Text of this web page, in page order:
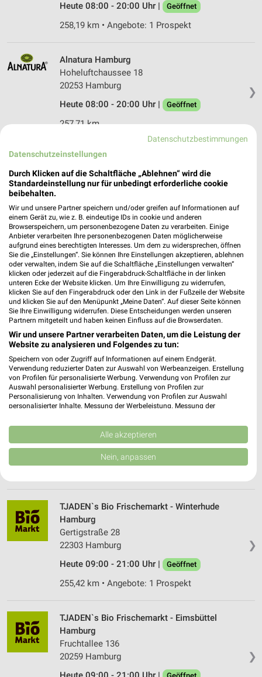
Heute 08:00 - 20:00 Uhr |
Geöffnet
258,19 km • Angebote: 1 Prospekt
❯
Alnatura Hamburg
Hoheluftchaussee 18
20253 Hamburg
Heute 08:00 - 20:00 Uhr |
Geöffnet
257,71 km
Reformhaus Engelhardt Mühlenkamp Hamburg
Mühlenkamp 15
22303 Hamburg
255,58 km • Angebote: 2 Prospekte
Reformhaus Engelhardt Eppendorfer Baum
Hamburg
Eppendorfer Baum 9
20249 Hamburg
257,18 km • Angebote: 2 Prospekte
Hamburg-Hoheluft
Hoheluftchaussee 69-75
20253 Hamburg
Heute 08:00 - 20:00 Uhr | Geöffnet
257,95 km • Angebote: 1 Prospekt
❯
Reformhaus Engelhardt Hamburger Meile
Hamburger Straße 47
22083 Hamburg
❯
TJADEN`s Bio Frischemarkt - Winterhude
Hamburg
Gertigstraße 28
22303 Hamburg
Heute 09:00 - 21:00 Uhr |
Geöffnet
255,42 km • Angebote: 1 Prospekt
❯
TJADEN`s Bio Frischemarkt - Eimsbüttel
Hamburg
Fruchtallee 136
20259 Hamburg
Datenschutzbestimmungen
Datenschutzeinstellungen
Durch Klicken auf die Schaltfläche „Ablehnen“ wird die
Standardeinstellung nur für unbedingt erforderliche cookie
beibehalten.
Wir und unsere Partner speichern und/oder greifen auf Informationen auf
einem Gerät zu, wie z. B. eindeutige IDs in cookie und anderen
Browserspeichern, um personenbezogene Daten zu verarbeiten. Einige
Anbieter verarbeiten Ihre personenbezogenen Daten möglicherweise
aufgrund eines berechtigten Interesses. Um dem zu widersprechen, öffnen
Sie die „Einstellungen“. Sie können Ihre Einstellungen akzeptieren, ablehnen
oder verwalten, indem Sie auf die Schaltfläche „Einstellungen verwalten“
klicken oder jederzeit auf die Fingerabdruck-Schaltfläche in der linken
unteren Ecke der Website klicken. Um Ihre Einwilligung zu widerrufen,
klicken Sie auf den Fingerabdruck oder den Link in der Fußzeile der Website
und klicken Sie auf den Menüpunkt „Meine Daten“. Auf dieser Seite können
Sie Ihre Einwilligung widerrufen. Diese Entscheidungen werden unseren
Partnern mitgeteilt und haben keinen Einfluss auf die Browserdaten.
Wir und unsere Partner verarbeiten Daten, um die Leistung der
Website zu analysieren und Folgendes zu tun:
Speichern von oder Zugriff auf Informationen auf einem Endgerät.
Verwendung reduzierter Daten zur Auswahl von Werbeanzeigen. Erstellung
von Profilen für personalisierte Werbung. Verwendung von Profilen zur
Auswahl personalisierter Werbung. Erstellung von Profilen zur
Personalisierung von Inhalten. Verwendung von Profilen zur Auswahl
personalisierter Inhalte. Messung der Werbeleistung. Messung der
Kombinationen von Daten aus verschiedenen Quellen. Entwicklung und
Verbesserung der Angebote. Verwendung reduzierter Daten zur Auswahl
von Inhalten.
Daten können außerhalb der Europäischen Union weitergegeben und in die
Website/App.
Partnerliste anzeigen (1 IAB-Anbieter)
Wir nutzen Ihre Daten für folgende Zwecke:
IAB-Verarbeitungszwecke:
Speichern von oder Zugriff auf Informationen
Verwendung reduzierter Daten zur Auswahl von
Werbeanzeigen
Erstellung von Profilen für personalisierte
Werbung
Verwendung von Profilen zur Auswahl
personalisierter Werbung
Alle akzeptieren
Nein, anpassen